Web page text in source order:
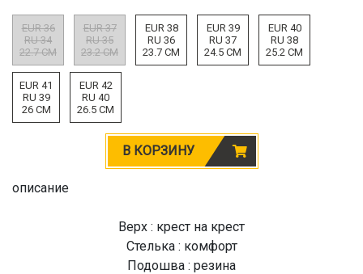
EUR 36
RU 34
22.7 CM
EUR 37
RU 35
23.2 CM
EUR 38
RU 36
23.7 CM
EUR 39
RU 37
24.5 CM
EUR 40
RU 38
25.2 CM
EUR 41
RU 39
26 CM
EUR 42
RU 40
26.5 CM
В КОРЗИНУ
описание
Верх : крест на крест
Стелька : комфорт
Подошва : резина